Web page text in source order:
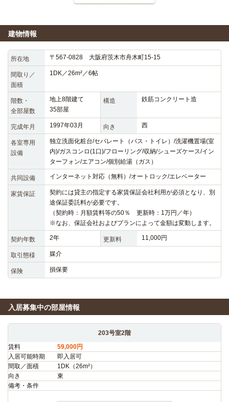
建物情報
所在地 〒567-0828 大阪府茨木市舟木町15-15
間取り／
面積
1DK／26m²／6帖
階数・
全部屋数
地上8階建て
35部屋
構造 鉄筋コンクリート造
完成年月 1997年03月 向き 西
各室専用
設備
独立洗面化粧台/セパレート（バス・トイレ）/洗濯機置場(室
内)/ガスコンロ(1口)/フローリング/収納/シューズケース/イン
ターフォン/エアコン/個別給湯（ガス）
共同設備 インターネット対応（無料）/オートロック/エレベーター
家賃保証
契約には貸主の指定する家賃保証会社利用が必須となり、別
途保証委託料が必要です。
（契約時：月額賃料等の50％ 更新時：1万円／年）
※なお、保証会社およびプランによって金額は変動します。
契約年数 2年 更新料 11,000円
取引態様 媒介
保険 損保要
入居募集中の部屋情報
203号室2階
賃料
59,000円
入居可能時期
即入居可
間取／面積
1DK（26m²）
向き
東
備考・条件